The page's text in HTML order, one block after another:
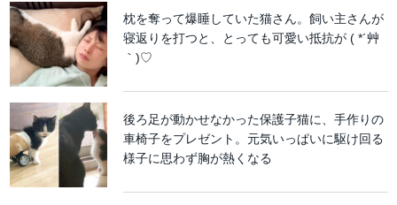
枕を奪って爆睡していた猫さん。飼い主さんが
寝返りを打つと、とっても可愛い抵抗が ( *´艸
｀)♡
後ろ足が動かせなかった保護子猫に、手作りの
車椅子をプレゼント。元気いっぱいに駆け回る
様子に思わず胸が熱くなる